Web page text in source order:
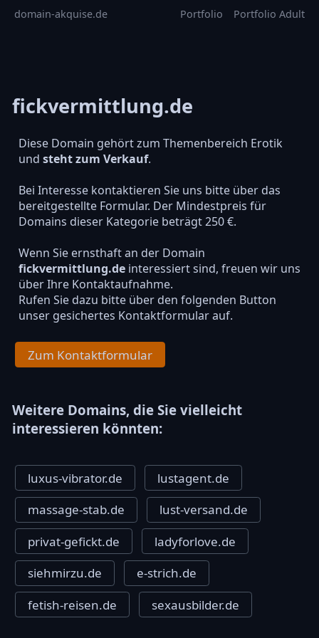
domain-akquise.de Portfolio Portfolio Adult
fickvermittlung.de
Diese Domain gehört zum Themenbereich Erotik
und steht zum Verkauf.
Bei Interesse kontaktieren Sie uns bitte über das
bereitgestellte Formular. Der Mindestpreis für
Domains dieser Kategorie beträgt 250 €.
Wenn Sie ernsthaft an der Domain
fickvermittlung.deinteressiert sind, freuen wir uns
über Ihre Kontaktaufnahme.
Rufen Sie dazu bitte über den folgenden Button
unser gesichertes Kontaktformular auf.
Zum Kontaktformular
Weitere Domains, die Sie vielleicht
interessieren könnten:
luxus-vibrator.de
lustagent.de
massage-stab.de
lust-versand.de
privat-gefickt.de
ladyforlove.de
siehmirzu.de
e-strich.de
fetish-reisen.de
sexausbilder.de